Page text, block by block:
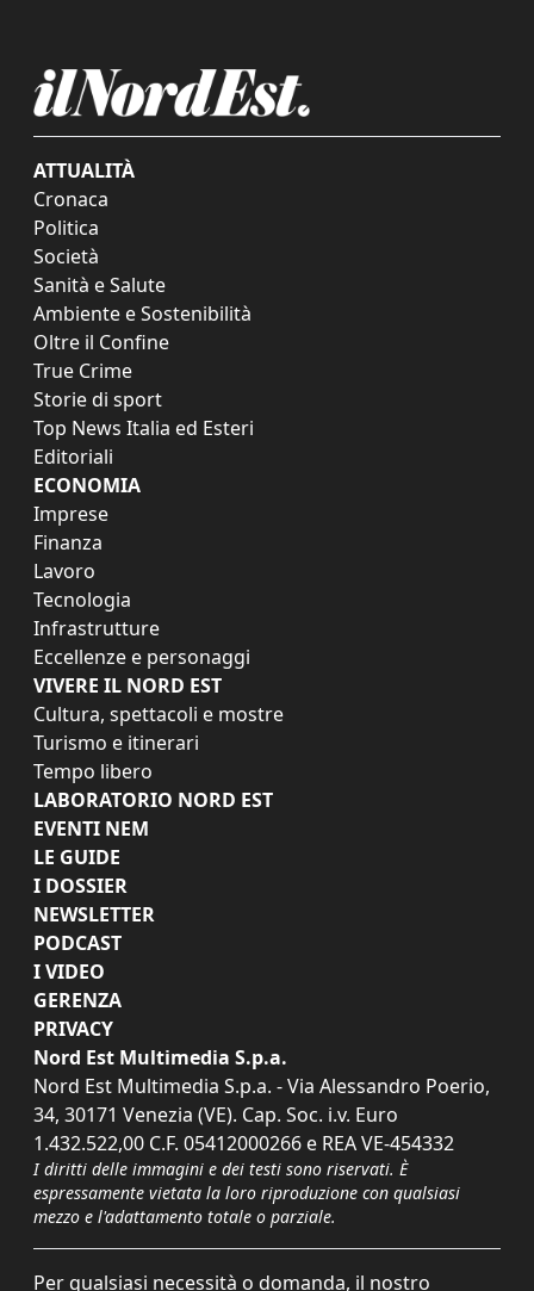
ATTUALITÀ
Cronaca
Politica
Società
Sanità e Salute
Ambiente e Sostenibilità
Oltre il Confine
True Crime
Storie di sport
Top News Italia ed Esteri
Editoriali
ECONOMIA
Imprese
Finanza
Lavoro
Tecnologia
Infrastrutture
Eccellenze e personaggi
VIVERE IL NORD EST
Cultura, spettacoli e mostre
Turismo e itinerari
Tempo libero
LABORATORIO NORD EST
EVENTI NEM
LE GUIDE
I DOSSIER
NEWSLETTER
PODCAST
I VIDEO
GERENZA
PRIVACY
Nord Est Multimedia S.p.a.
Nord Est Multimedia S.p.a. - Via Alessandro Poerio,
34, 30171 Venezia (VE). Cap. Soc. i.v. Euro
1.432.522,00 C.F. 05412000266 e REA VE-454332
I diritti delle immagini e dei testi sono riservati. È
espressamente vietata la loro riproduzione con qualsiasi
mezzo e l'adattamento totale o parziale.
Per qualsiasi necessità o domanda, il nostro